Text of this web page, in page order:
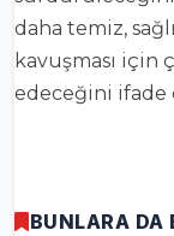
daha temiz,
kavuşması için
edeceğini ifade
BUNLARA DA